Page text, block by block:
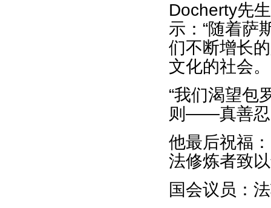
Docherty先
示：“随着萨
们不断增长
文化的社会。
“我们渴望包
则——真善忍
他最后祝福
法修炼者致
国会议员：